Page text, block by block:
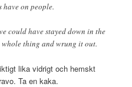
have on people.
could have stayed down in the
thing and wrung it out.
lika vidrigt och hemskt
Ta en kaka.